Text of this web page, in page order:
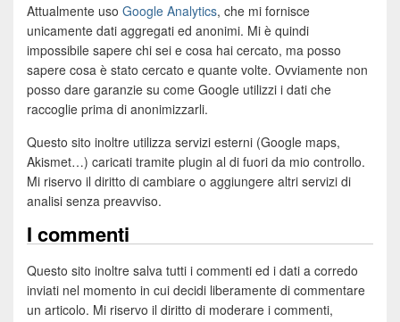
Attualmente uso Google Analytics, che mi fornisce
unicamente dati aggregati ed anonimi. Mi è quindi
impossibile sapere chi sei e cosa hai cercato, ma posso
sapere cosa è stato cercato e quante volte. Ovviamente non
posso dare garanzie su come Google utilizzi i dati che
raccoglie prima di anonimizzarli.
Questo sito inoltre utilizza servizi esterni (Google maps,
Akismet…) caricati tramite plugin al di fuori da mio controllo.
Mi riservo il diritto di cambiare o aggiungere altri servizi di
analisi senza preavviso.
I commenti
Questo sito inoltre salva tutti i commenti ed i dati a corredo
inviati nel momento in cui decidi liberamente di commentare
un articolo. Mi riservo il diritto di moderare i commenti,